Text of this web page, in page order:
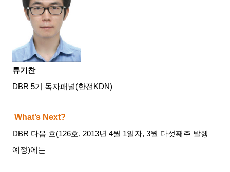
류기찬
DBR 5기 독자패널(한전 KDN)
What’s Next?
DBR 다음 호(126호, 2013년 4월 1일자, 3월 다섯째주 발행
예정)에는